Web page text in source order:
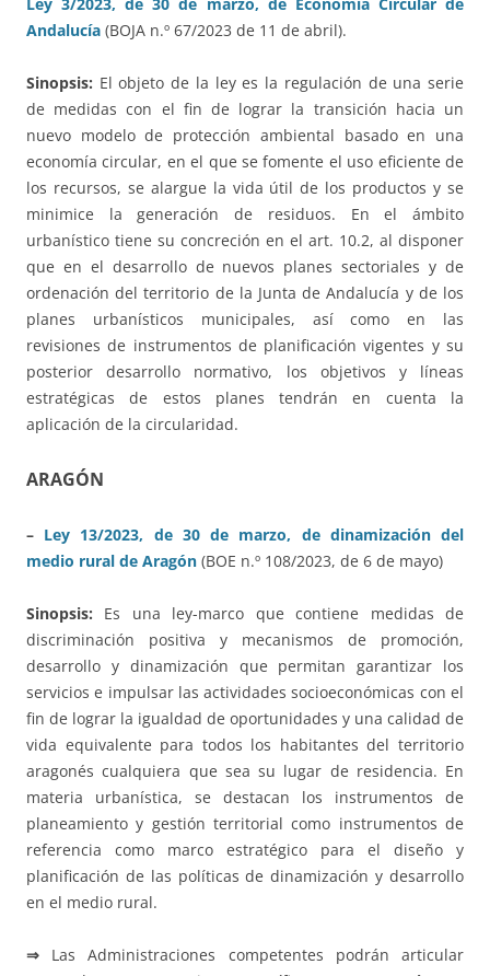
Andalucía (BOJA n.º 67/2023 de 11 de abril).
Sinopsis: El objeto de la ley es la regulación de una serie
de medidas con el fin de lograr la transición hacia un
nuevo modelo de protección ambiental basado en una
economía circular, en el que se fomente el uso eficiente de
los recursos, se alargue la vida útil de los productos y se
minimice la generación de residuos. En el ámbito
urbanístico tiene su concreción en el art. 10.2, al disponer
que en el desarrollo de nuevos planes sectoriales y de
ordenación del territorio de la Junta de Andalucía y de los
planes urbanísticos municipales, así como en las
revisiones de instrumentos de planificación vigentes y su
posterior desarrollo normativo, los objetivos y líneas
estratégicas de estos planes tendrán en cuenta la
aplicación de la circularidad.
ARAGÓN
– Ley 13/2023, de 30 de marzo, de dinamización del
medio rural de Aragón (BOE n.º 108/2023, de 6 de mayo)
Sinopsis: Es una ley-marco que contiene medidas de
discriminación positiva y mecanismos de promoción,
desarrollo y dinamización que permitan garantizar los
servicios e impulsar las actividades socioeconómicas con el
fin de lograr la igualdad de oportunidades y una calidad de
vida equivalente para todos los habitantes del territorio
aragonés cualquiera que sea su lugar de residencia. En
materia urbanística, se destacan los instrumentos de
planeamiento y gestión territorial como instrumentos de
referencia como marco estratégico para el diseño y
planificación de las políticas de dinamización y desarrollo
en el medio rural.
⇒ Las Administraciones competentes podrán articular